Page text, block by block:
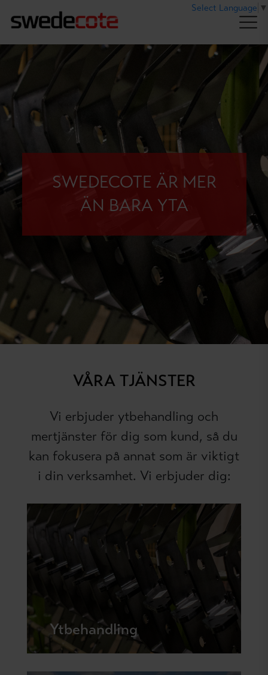
Select Language ▼
SWEDECOTE ÄR MER
ÄN BARA YTA
VÅRA TJÄNSTER
Vi erbjuder ytbehandling och
mertjänster för dig som kund, så du
kan fokusera på annat som är viktigt
i din verksamhet. Vi erbjuder dig:
Ytbehandling